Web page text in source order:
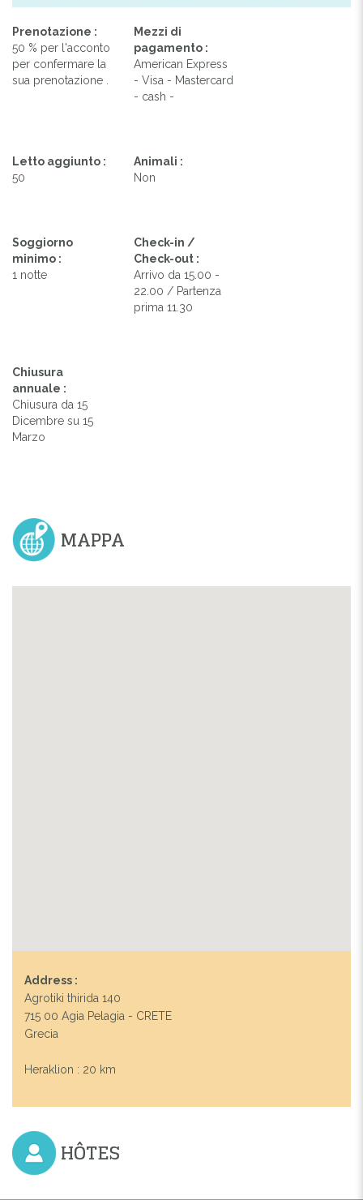
Prenotazione :
50 % per l'acconto
per confermare la
sua prenotazione .
Mezzi di
pagamento :
American Express
- Visa - Mastercard
- cash -
Letto aggiunto :
50
Animali :
Non
Soggiorno
minimo :
1 notte
Check-in /
Check-out :
Arrivo da 15.00 -
22.00 / Partenza
prima 11.30
Chiusura
annuale :
Chiusura da 15
Dicembre su 15
Marzo
MAPPA
Address :
Agrotiki thirida 140
715 00 Agia Pelagia - CRETE
Grecia
Heraklion : 20 km
HÔTES